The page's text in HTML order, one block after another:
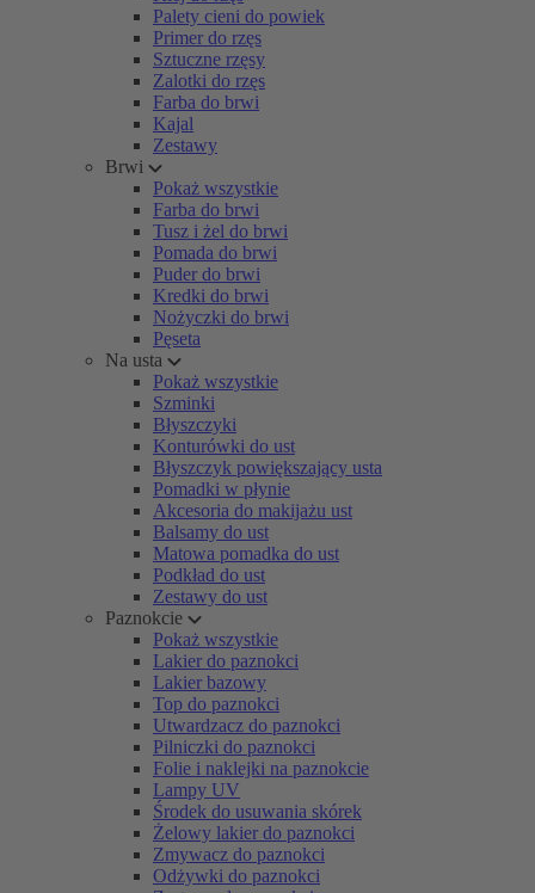
Palety cieni do powiek
Primer do rzęs
Sztuczne rzęsy
Zalotki do rzęs
Farba do brwi
Kajal
Zestawy
Brwi
Pokaż wszystkie
Farba do brwi
Tusz i żel do brwi
Pomada do brwi
Puder do brwi
Kredki do brwi
Nożyczki do brwi
Pęseta
Na usta
Pokaż wszystkie
Szminki
Błyszczyki
Konturówki do ust
Błyszczyk powiększający usta
Pomadki w płynie
Akcesoria do makijażu ust
Balsamy do ust
Matowa pomadka do ust
Podkład do ust
Zestawy do ust
Paznokcie
Pokaż wszystkie
Lakier do paznokci
Lakier bazowy
Top do paznokci
Utwardzacz do paznokci
Pilniczki do paznokci
Folie i naklejki na paznokcie
Lampy UV
Środek do usuwania skórek
Żelowy lakier do paznokci
Zmywacz do paznokci
Odżywki do paznokci